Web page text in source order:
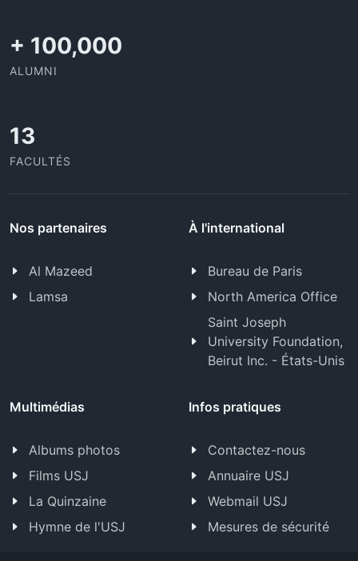
+ 100,000
ALUMNI
13
FACULTÉS
Nos partenaires
Al Mazeed
Lamsa
À l'international
Bureau de Paris
North America Office
Saint Joseph
University Foundation,
Beirut Inc. - États-Unis
Multimédias
Albums photos
Films USJ
La Quinzaine
Hymne de l'USJ
Infos pratiques
Contactez-nous
Annuaire USJ
Webmail USJ
Mesures de sécurité